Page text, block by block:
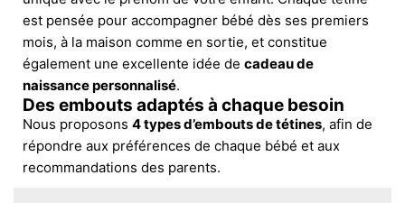
est pensée pour accompagner bébé dès ses premiers
mois, à la maison comme en sortie, et constitue
également une excellente idée de cadeau de
naissance personnalisé.
Des embouts adaptés à chaque besoin
Nous proposons 4 types d’embouts de tétines, afin de
répondre aux préférences de chaque bébé et aux
recommandations des parents.